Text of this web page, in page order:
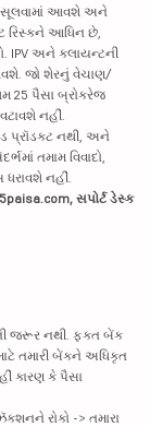
આવશે અને
રિસ્કને આધિન છે,
IPV અને ક્લાયન્ટની
જો શેરનું વેચાણ/
25 પૈસા બ્રોકરેજ
નહીં.
નથી, અને
તમામ વિવાદો,
ધરાવશે નહીં.
સપોર્ટ ડેસ્ક
જરૂર નથી. ફક્ત બેંક
તમારી બેંકને અધિકૃત
કારણ કે પૈસા
રોકો -> તમારા